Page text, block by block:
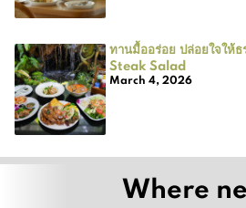
ทานมื้ออร่อย ปล่อยใจให้
Steak Salad
March 4, 2026
Where